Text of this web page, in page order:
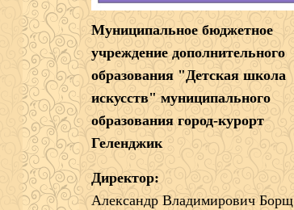
Муниципальное бюджетное
учреждение дополнительного
образования "Детская школа
искусств" муниципального
образования город-курорт
Геленджик
Директор:
Александр Владимирович Борщ